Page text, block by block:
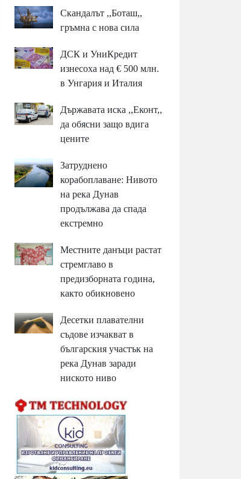
Скандалът ,,Боташ,,
гръмна с нова сила
ДСК и УниКредит
изнесоха над € 500 млн.
в Унгария и Италия
Държавата иска ,,Еконт,,
да обясни защо вдига
цените
Затруднено
корабоплаване: Нивото
на река Дунав
продължава да спада
екстремно
Местните данъци растат
стремглаво в
предизборната година,
както обикновено
Десетки плавателни
съдове изчакват в
българския участък на
река Дунав заради
ниското ниво